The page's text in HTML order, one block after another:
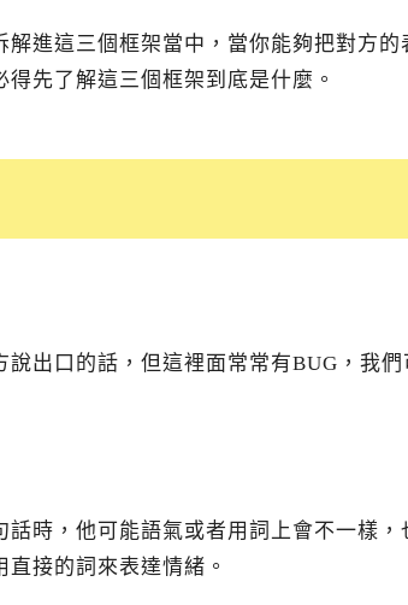
進這三個框架當中，當你能夠把對方
先了解這三個框架到底是什麼。
出口的話，但這裡面常常有BUG，我
話時，他可能語氣或者用詞上會不一樣
接的詞來表達情緒。